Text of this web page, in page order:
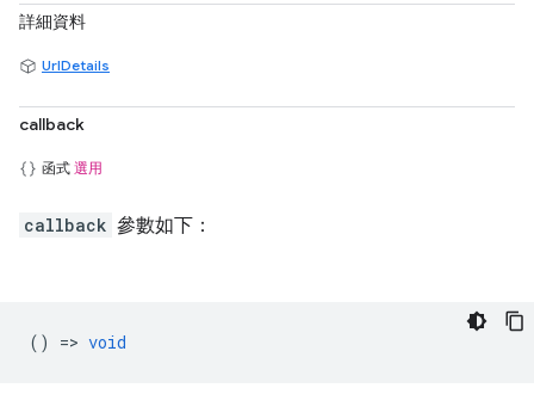
詳細資料
UrlDetails
callback
函式 選用
callback 參數如下：
() => void